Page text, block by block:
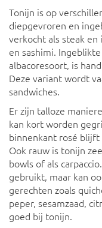
Tonijn is op
diepgevroren en
verkocht als steak en
en sashimi.
albacoresoort, is
Deze variant wordt
sandwiches.
Er zijn talloze
kan kort worden
binnenkant rosé blijft
Ook rauw is tonijn
bowls of als
gebruikt, maar kan
gerechten zoals
peper, sesamzaad,
goed bij tonijn.